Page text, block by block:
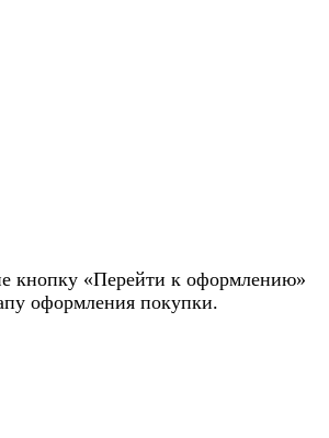
кнопку «Перейти к оформлению»
этапу оформления покупки.